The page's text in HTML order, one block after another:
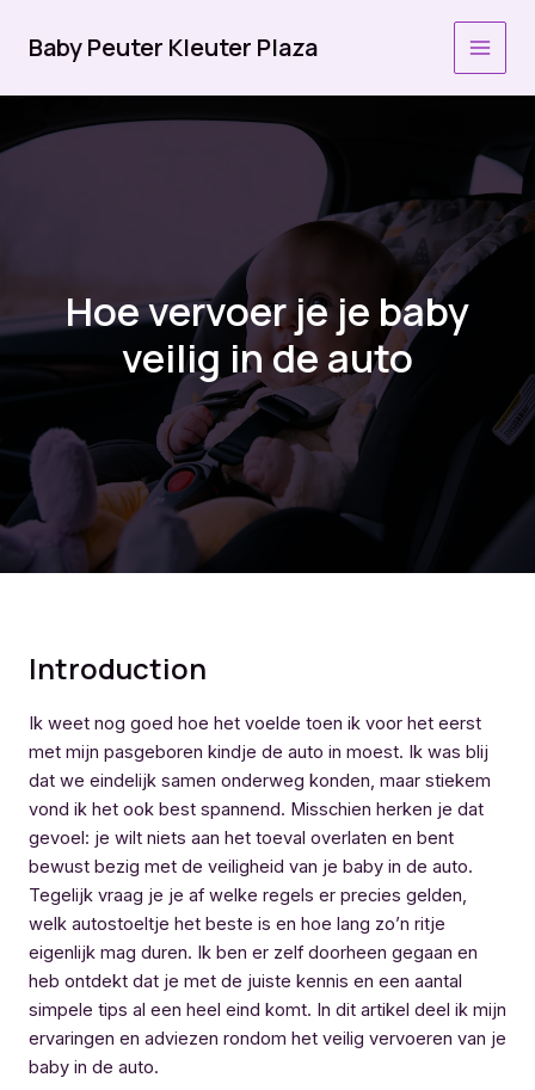
naar
inhoud
Baby Peuter Kleuter Plaza
Hoe vervoer je je baby
veilig in de auto
Introduction
Ik weet nog goed hoe het voelde toen ik voor het eerst
met mijn pasgeboren kindje de auto in moest. Ik was blij
dat we eindelijk samen onderweg konden, maar stiekem
vond ik het ook best spannend. Misschien herken je dat
gevoel: je wilt niets aan het toeval overlaten en bent
bewust bezig met de veiligheid van je baby in de auto.
Tegelijk vraag je je af welke regels er precies gelden,
welk autostoeltje het beste is en hoe lang zo’n ritje
eigenlijk mag duren. Ik ben er zelf doorheen gegaan en
heb ontdekt dat je met de juiste kennis en een aantal
simpele tips al een heel eind komt. In dit artikel deel ik mijn
ervaringen en adviezen rondom het veilig vervoeren van je
baby in de auto.